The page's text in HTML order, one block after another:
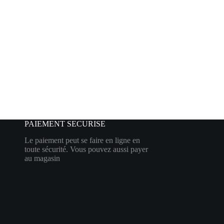
PAIEMENT SECURISE
Le paiement peut se faire en ligne en
toute sécurité. Vous pouvez aussi payer
au magasin